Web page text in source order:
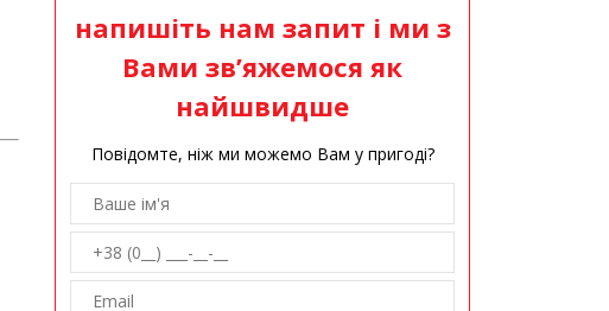
напишіть нам запит і ми з
Вами зв’яжемося як
найшвидше
Повідомте, ніж ми можемо Вам у пригоді?